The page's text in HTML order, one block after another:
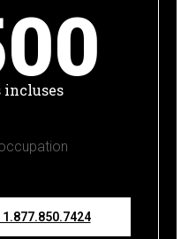
incluses
1.877.850.7424